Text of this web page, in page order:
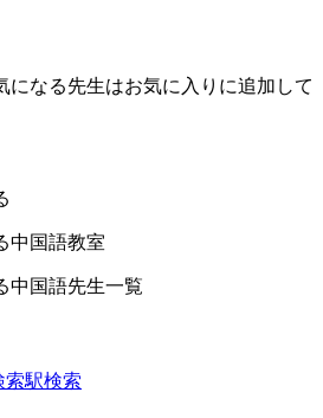
になる先生はお気に入りに追加して
中国語教室
中国語先生一覧
索駅検索